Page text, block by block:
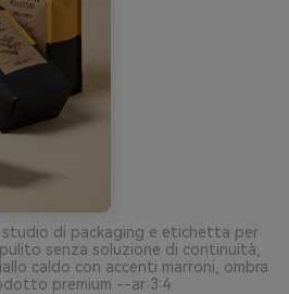
di packaging e etichetta per
senza soluzione di continuità,
caldo con accenti marroni, ombra
premium --ar 3:4